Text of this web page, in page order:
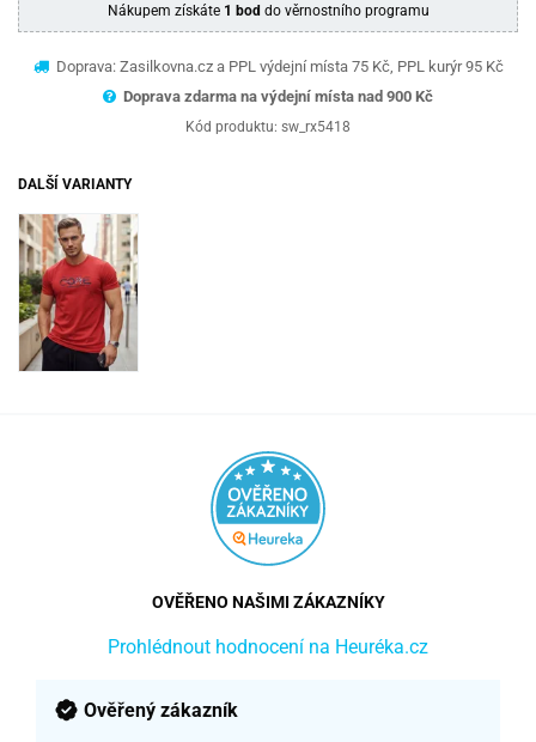
Nákupem získáte 1 bod do věrnostního programu
Doprava: Zasilkovna.cz a PPL výdejní místa 75 Kč, PPL kurýr 95 Kč
Doprava zdarma na výdejní místa nad 900 Kč
Kód produktu: sw_rx5418
DALŠÍ VARIANTY
OVĚŘENO NAŠIMI ZÁKAZNÍKY
Prohlédnout hodnocení na Heuréka.cz
Ověřený zákazník